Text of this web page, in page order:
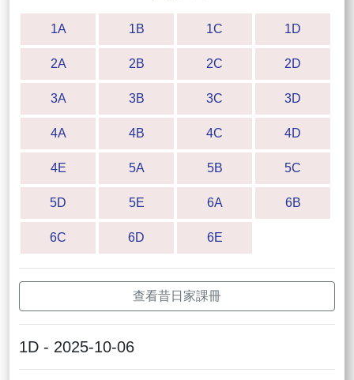
1A 1B 1C 1D
2A 2B 2C 2D
3A 3B 3C 3D
4A 4B 4C 4D
4E 5A 5B 5C
5D 5E 6A 6B
6C 6D 6E
查看昔日家課冊
1D - 2025-10-06